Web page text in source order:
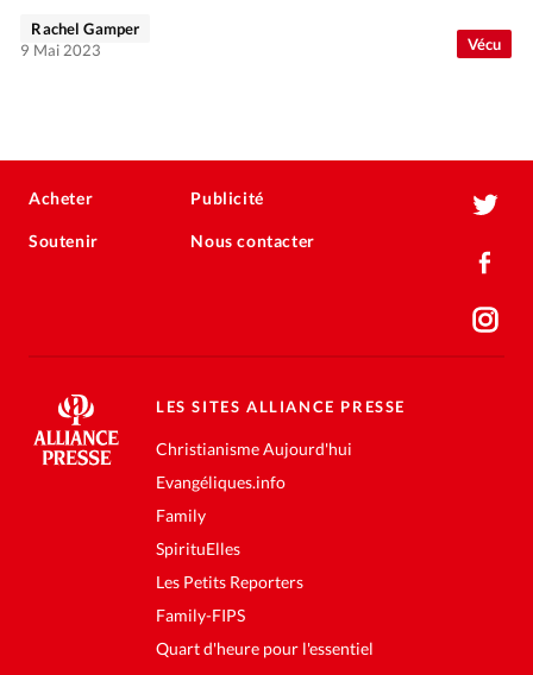
Vécu
Rachel Gamper
9 Mai 2023
Acheter
Soutenir
Publicité
Nous contacter
LES SITES ALLIANCE PRESSE
Christianisme Aujourd'hui
Evangéliques.info
Family
SpirituElles
Les Petits Reporters
Family-FIPS
Quart d'heure pour l'essentiel